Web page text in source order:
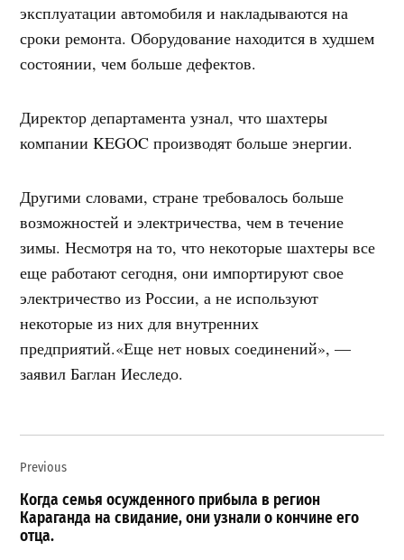
эксплуатации автомобиля и накладываются на
сроки ремонта. Оборудование находится в худшем
состоянии, чем больше дефектов.
Директор департамента узнал, что шахтеры
компании KEGOC производят больше энергии.
Другими словами, стране требовалось больше
возможностей и электричества, чем в течение
зимы. Несмотря на то, что некоторые шахтеры все
еще работают сегодня, они импортируют свое
электричество из России, а не используют
некоторые из них для внутренних
предприятий.«Еще нет новых соединений», —
заявил Баглан Иеследо.
по
записям
Previous
Когда семья осужденного прибыла в регион
Караганда на свидание, они узнали о кончине его
отца.